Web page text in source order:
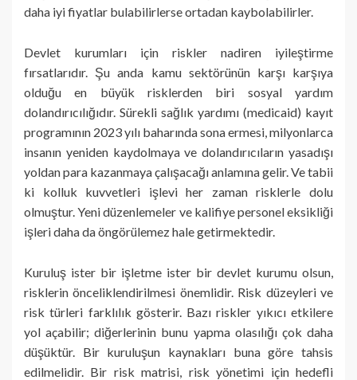
daha iyi fiyatlar bulabilirlerse ortadan kaybolabilirler.
Devlet kurumları için riskler nadiren iyileştirme
fırsatlarıdır. Şu anda kamu sektörünün karşı karşıya
olduğu en büyük risklerden biri sosyal yardım
dolandırıcılığıdır. Sürekli sağlık yardımı (medicaid) kayıt
programının 2023 yılı baharında sona ermesi, milyonlarca
insanın yeniden kaydolmaya ve dolandırıcıların yasadışı
yoldan para kazanmaya çalışacağı anlamına gelir. Ve tabii
ki kolluk kuvvetleri işlevi her zaman risklerle dolu
olmuştur. Yeni düzenlemeler ve kalifiye personel eksikliği
işleri daha da öngörülemez hale getirmektedir.
Kuruluş ister bir işletme ister bir devlet kurumu olsun,
risklerin önceliklendirilmesi önemlidir. Risk düzeyleri ve
risk türleri farklılık gösterir. Bazı riskler yıkıcı etkilere
yol açabilir; diğerlerinin bunu yapma olasılığı çok daha
düşüktür. Bir kuruluşun kaynakları buna göre tahsis
edilmelidir. Bir risk matrisi, risk yönetimi için hedefli